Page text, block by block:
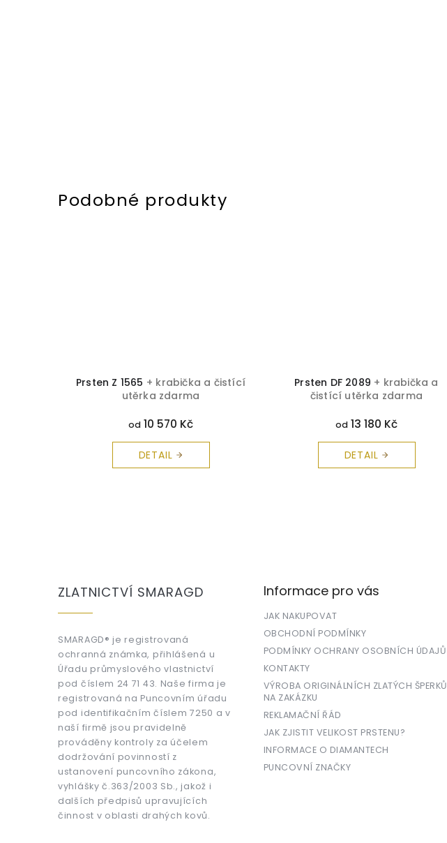
Prsten Z 1565 + krabička a čistící
utěrka zdarma
od 10 570 Kč
DETAIL
Prsten DF 2089 + krabička a
čistící utěrka zdarma
od 13 180 Kč
DETAIL
ZLATNICTVÍ SMARAGD
SMARAGD® je registrovaná
ochranná známka, přihlášená u
Úřadu průmyslového vlastnictví
pod číslem 24 71 43. Naše firma je
registrovaná na Puncovním úřadu
pod identifikačním číslem 7250 a v
naší firmě jsou pravidelně
prováděny kontroly za účelem
dodržování povinností z
ustanovení puncovního zákona,
vyhlášky č.363/2003 Sb., jakož i
dalších předpisů upravujících
činnost v oblasti drahých kovů.
Informace pro vás
JAK NAKUPOVAT
OBCHODNÍ PODMÍNKY
PODMÍNKY OCHRANY OSOBNÍCH ÚDAJŮ
KONTAKTY
VÝROBA ORIGINÁLNÍCH ZLATÝCH ŠPERKŮ
NA ZAKÁZKU
REKLAMAČNÍ ŘÁD
JAK ZJISTIT VELIKOST PRSTENU?
INFORMACE O DIAMANTECH
PUNCOVNÍ ZNAČKY